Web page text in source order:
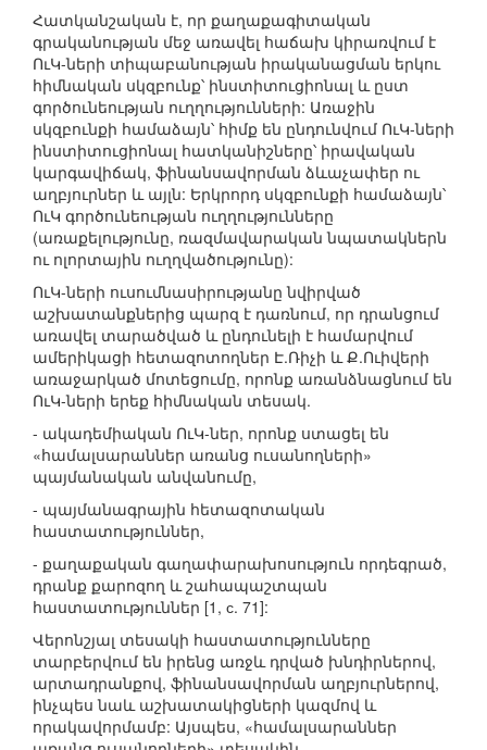
Հատկանշական է, որ քաղաքագիտական
գրականության մեջ առավել հաճախ կիրառվում է
ՈւԿ-ների տիպաբանության իրականացման երկու
հիմնական սկզբունք՝ ինստիտուցիոնալ և ըստ
գործունեության ուղղությունների: Առաջին
սկզբունքի համաձայն՝ հիմք են ընդունվում ՈւԿ-ների
ինստիտուցիոնալ հատկանիշները՝ իրավական
կարգավիճակ, ֆինանսավորման ձևաչափեր ու
աղբյուրներ և այլն: Երկրորդ սկզբունքի համաձայն՝
ՈւԿ գործունեության ուղղությունները
(առաքելությունը, ռազմավարական նպատակներն
ու ոլորտային ուղղվածությունը):
ՈւԿ-ների ուսումնասիրությանը նվիրված
աշխատանքներից պարզ է դառնում, որ դրանցում
առավել տարածված և ընդունելի է համարվում
ամերիկացի հետազոտողներ Է.Ռիչի և Ք.Ուիվերի
առաջարկած մոտեցումը, որոնք առանձնացնում են
ՈւԿ-ների երեք հիմնական տեսակ.
- ակադեմիական ՈւԿ-ներ, որոնք ստացել են
«համալսարաններ առանց ուսանողների»
պայմանական անվանումը,
- պայմանագրային հետազոտական
հաստատություններ,
- քաղաքական գաղափարախոսություն որդեգրած,
դրանք քարոզող և շահապաշտպան
հաստատություններ [1, с. 71]:
Վերոնշյալ տեսակի հաստատությունները
տարբերվում են իրենց առջև դրված խնդիրներով,
արտադրանքով, ֆինանսավորման աղբյուրներով,
ինչպես նաև աշխատակիցների կազմով և
որակավորմամբ: Այսպես, «համալսարաններ